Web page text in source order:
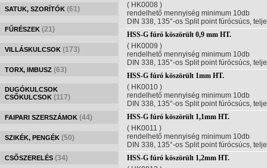
SATUK, SZORÍTÓK (61)
FŰRÉSZEK (21)
VILLÁSKULCSOK (173)
TORX, IMBUSZ (63)
DUGÓKULCSOK
CSŐKULCSOK (117)
FAIPARI SZERSZÁMOK (44)
SZIKÉK, PENGÉK (50)
CSŐSZERELÉS (34)
( HK0008 )
rendelhető mennyiség minimum 10db
DIN 338, 135°-os Split point fúrócsúcs,
HSS-G fúró köszörült 0,9 mm HT.
( HK0009 )
rendelhető mennyiség minimum 10db
DIN 338, 135°-os Split point fúrócsúcs,
HSS-G fúró köszörült 1mm HT.
( HK0010 )
rendelhető mennyiség minimum 10db
DIN 338, 135°-os Split point fúrócsúcs,
HSS-G fúró köszörült 1,1mm HT.
( HK0011 )
rendelhető mennyiség minimum 10db
DIN 338, 135°-os Split point fúrócsúcs,
HSS-G fúró köszörült 1,2mm HT.